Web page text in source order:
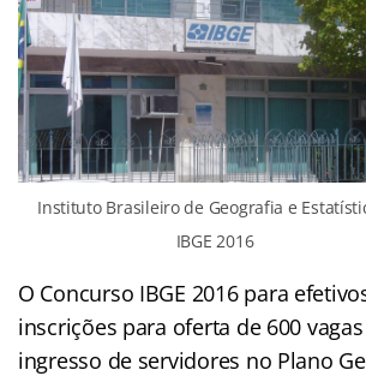
Instituto Brasileiro de Geografia e
IBGE 2016
O Concurso IBGE 2016 para
inscrições para oferta de 600
ingresso de servidores no Plano